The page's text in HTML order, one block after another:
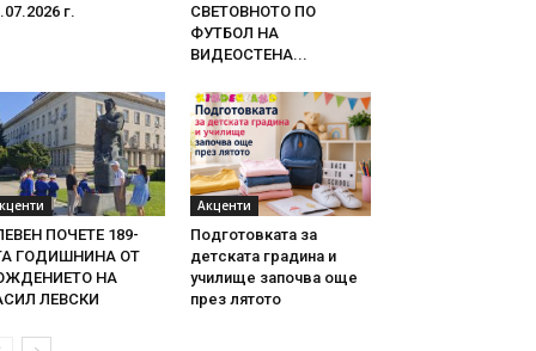
г.
СВЕТОВНОТО ПО
ФУТБОЛ НА
ВИДЕОСТЕНА...
ПОЧЕТЕ 189-
ГОДИШНИНА ОТ
НА
ЛЕВСКИ
Акценти
Подготовката за
детската градина и
училище започва още
през лятото